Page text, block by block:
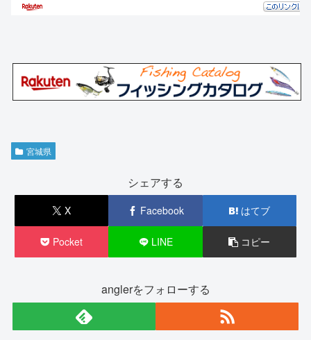
宮城県
シェアする
X Facebook はてブ
Pocket LINE コピー
anglerをフォローする